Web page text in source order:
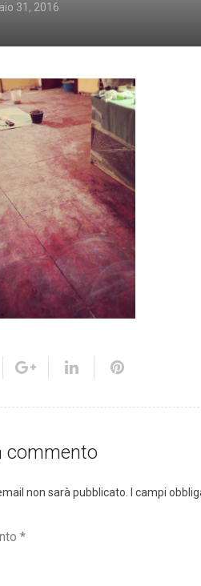
31, 2016
commento
non sarà pubblicato. I campi
*